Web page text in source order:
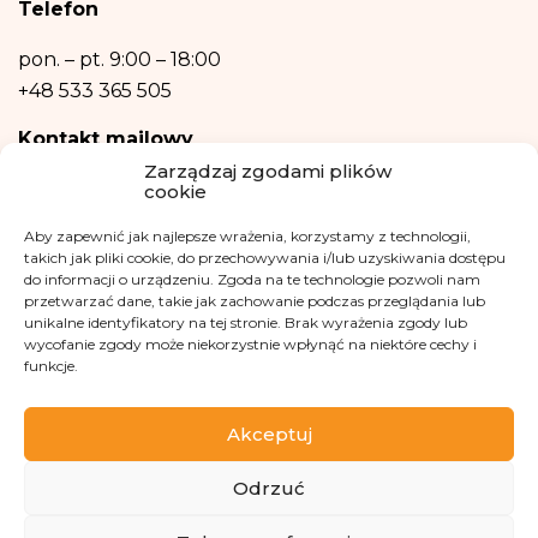
Zarządzaj zgodami plików
cookie
Aby zapewnić jak najlepsze wrażenia, korzystamy z technologii,
takich jak pliki cookie, do przechowywania i/lub uzyskiwania dostępu
do informacji o urządzeniu. Zgoda na te technologie pozwoli nam
przetwarzać dane, takie jak zachowanie podczas przeglądania lub
unikalne identyfikatory na tej stronie. Brak wyrażenia zgody lub
wycofanie zgody może niekorzystnie wpłynąć na niektóre cechy i
funkcje.
Akceptuj
Odrzuć
również w formie profilowania.
Telefon
pon. – pt. 9:00 – 18:00
+48 533 365 505
Kontakt mailowy
kontakt@fundacjakasisi.pl
Inspektor Danych Osobowych
Klaudia Kwiatkowska
iod@fundacjakasisi.pl